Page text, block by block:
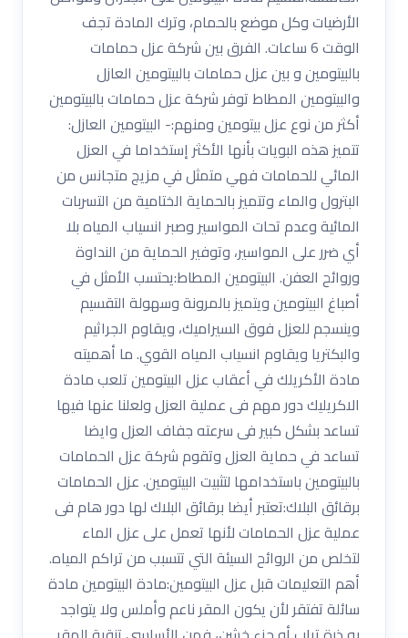
الأرضيات وكل موضع بالحمام، وترك المادة تجف
الوقت 6 ساعات. الفرق بين شركة عزل حمامات
بالبيتومين و بين عزل حمامات بالبيتومين العازل
والبيتومين المطاط توفر شركة عزل حمامات بالبيتومين
أكثر من نوع عزل بيتومين ومنهم:- البيتومين العازل:
تتميز هذه البويات بأنها الأكثر إستخداما في العزل
المائي للحمامات فهي متمثل في مزيج متجانس من
البترول والماء وتتميز بالحماية الختامية من التسربات
المائية وعدم تحات المواسير وصبر انسياب المياه بلا
أي ضرر على المواسير، وتوفير الحماية من النداوة
وروائح العفن. البيتومين المطاط:يحتسب الأمثل في
أصباغ البيتومين ويتميز بالمرونة وسهولة التقسيم
وينسجم للعزل فوق السيراميك، ويقاوم الجراثيم
والبكتريا ويقاوم انسياب المياه القوي. ما أهميته
مادة الأكريلك في أعقاب عزل البيتومين تلعب مادة
الاكريليك دور مهم فى عملية العزل ولعلنا عنها فيها
تساعد بشكل كبير فى سرعته جفاف العزل وايضا
تساعد في حماية العزل وتقوم شركة عزل الحمامات
بالبيتومين باستخدامها لتثبيت البيتومين. عزل الحمامات
برقائق البلاك:تعتبر أيضا برقائق البلاك لها دور هام فى
عملية عزل الحمامات لأنها تعمل على عزل الماء
لتخلص من الروائح السيئة التي تتسبب من تراكم المياه.
أهم التعليمات قبل عزل البيتومين:مادة البيتومين مادة
سائلة تفتقر لأن يكون المقر ناعم وأملس ولا يتواجد